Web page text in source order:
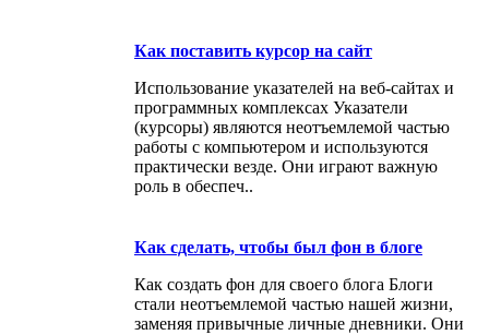
Как поставить курсор на сайт
Использование указателей на веб-сайтах и
программных комплексах Указатели
(курсоры) являются неотъемлемой частью
работы с компьютером и используются
практически везде. Они играют важную
роль в обеспеч..
Как сделать, чтобы был фон в блоге
Как создать фон для своего блога Блоги
стали неотъемлемой частью нашей жизни,
заменяя привычные личные дневники. Они